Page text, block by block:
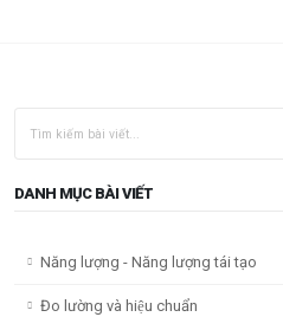
DANH MỤC BÀI VIẾT
Năng lượng - Năng lượng tái tạo
Đo lường và hiệu chuẩn